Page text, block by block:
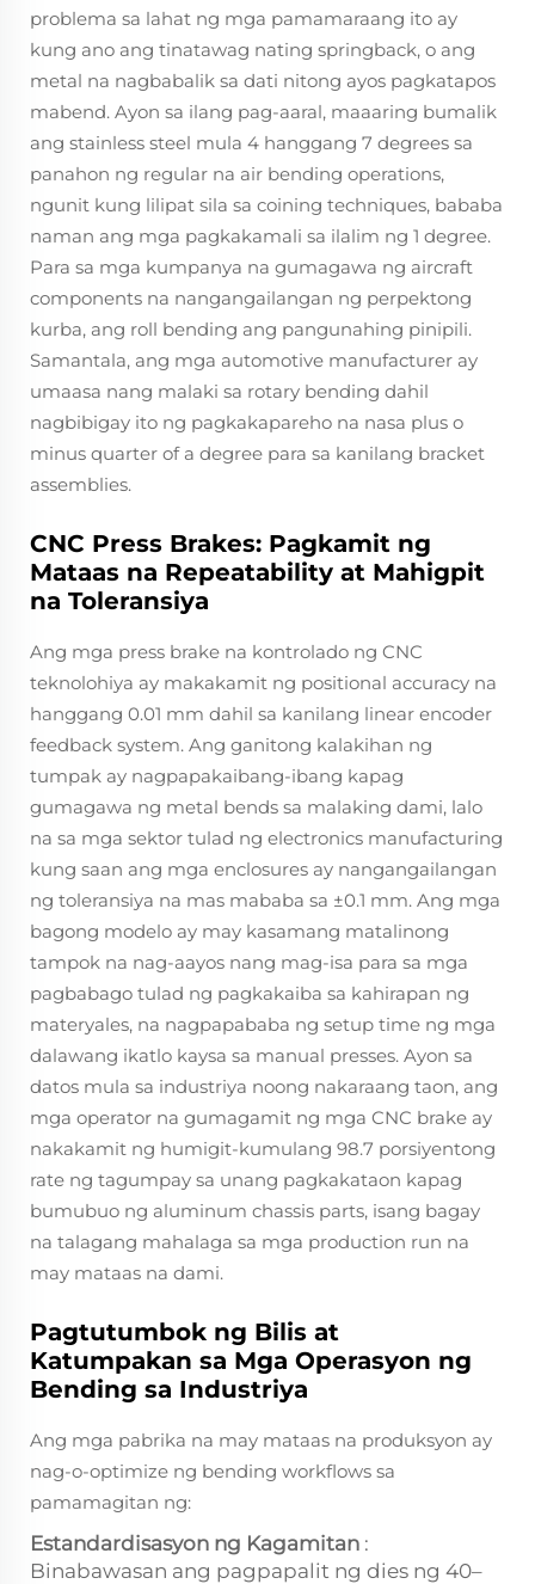
problema sa lahat ng mga pamamaraang ito ay
kung ano ang tinatawag nating springback, o ang
metal na nagbabalik sa dati nitong ayos pagkatapos
mabend. Ayon sa ilang pag-aaral, maaaring bumalik
ang stainless steel mula 4 hanggang 7 degrees sa
panahon ng regular na air bending operations,
ngunit kung lilipat sila sa coining techniques, bababa
naman ang mga pagkakamali sa ilalim ng 1 degree.
Para sa mga kumpanya na gumagawa ng aircraft
components na nangangailangan ng perpektong
kurba, ang roll bending ang pangunahing pinipili.
Samantala, ang mga automotive manufacturer ay
umaasa nang malaki sa rotary bending dahil
nagbibigay ito ng pagkakapareho na nasa plus o
minus quarter of a degree para sa kanilang bracket
assemblies.
CNC Press Brakes: Pagkamit ng
Mataas na Repeatability at Mahigpit
na Toleransiya
Ang mga press brake na kontrolado ng CNC
teknolohiya ay makakamit ng positional accuracy na
hanggang 0.01 mm dahil sa kanilang linear encoder
feedback system. Ang ganitong kalakihan ng
tumpak ay nagpapakaibang-ibang kapag
gumagawa ng metal bends sa malaking dami, lalo
na sa mga sektor tulad ng electronics manufacturing
kung saan ang mga enclosures ay nangangailangan
ng toleransiya na mas mababa sa ±0.1 mm. Ang mga
bagong modelo ay may kasamang matalinong
tampok na nag-aayos nang mag-isa para sa mga
pagbabago tulad ng pagkakaiba sa kahirapan ng
materyales, na nagpapababa ng setup time ng mga
dalawang ikatlo kaysa sa manual presses. Ayon sa
datos mula sa industriya noong nakaraang taon, ang
mga operator na gumagamit ng mga CNC brake ay
nakakamit ng humigit-kumulang 98.7 porsiyentong
rate ng tagumpay sa unang pagkakataon kapag
bumubuo ng aluminum chassis parts, isang bagay
na talagang mahalaga sa mga production run na
may mataas na dami.
Pagtutumbok ng Bilis at
Katumpakan sa Mga Operasyon ng
Bending sa Industriya
Ang mga pabrika na may mataas na produksyon ay
nag-o-optimize ng bending workflows sa
pamamagitan ng:
Estandardisasyon ng Kagamitan :
Binabawasan ang pagpapalit ng dies ng 40–